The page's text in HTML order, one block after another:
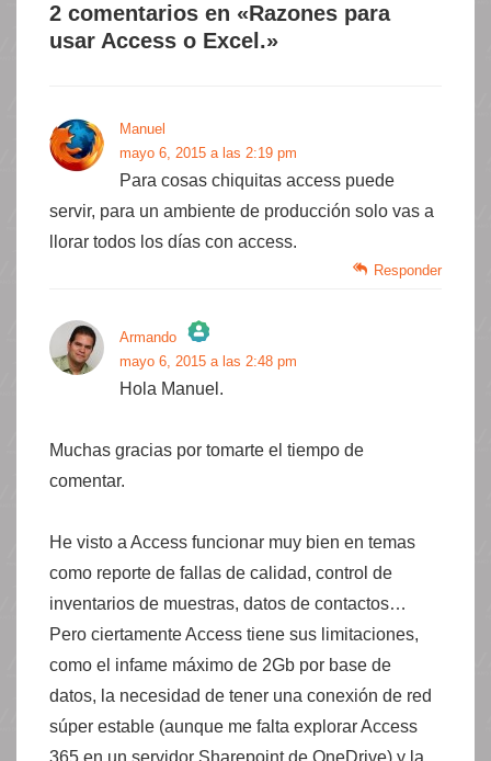
2 comentarios en «Razones para
usar Access o Excel.»
Manuel
mayo 6, 2015 a las 2:19 pm
Para cosas chiquitas access puede
servir, para un ambiente de producción solo vas a
llorar todos los días con access.
Responder
Armando
¡La insignia de la «Persona real»!
Anti-Spam by CleanTalk
mayo 6, 2015 a las 2:48 pm
Hola Manuel.
Muchas gracias por tomarte el tiempo de
comentar.
He visto a Access funcionar muy bien en temas
como reporte de fallas de calidad, control de
inventarios de muestras, datos de contactos…
Pero ciertamente Access tiene sus limitaciones,
como el infame máximo de 2Gb por base de
datos, la necesidad de tener una conexión de red
súper estable (aunque me falta explorar Access